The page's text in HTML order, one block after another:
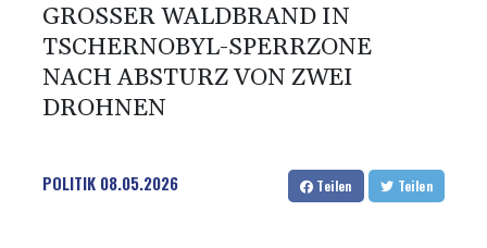
GROSSER WALDBRAND IN T
SCHERNOBYL-SPERRZONE N
ACH ABSTURZ VON ZWEI D
ROHNEN
POLITIK 08.05.2026 Teilen Teilen